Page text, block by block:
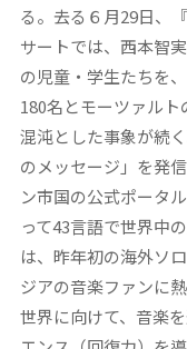
る。去る６月29日、
サートでは、西本智
の児童・学生たちを
180名とモーツァルト
混沌とした事象が続
のメッセージ」を発
ン市国の公式ポータ
って43言語で世界中
は、昨年初の海外ソ
ジアの音楽ファンに
世界に向けて、音楽